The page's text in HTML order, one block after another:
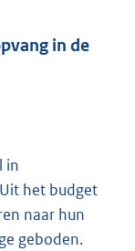
in de
in
het budget
naar hun
geboden.